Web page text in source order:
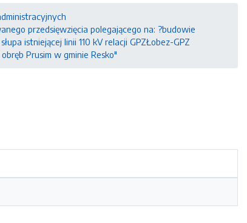
przedsięwzięcia polegającego na: ?budowie
istniejącej linii 110 kV relacji GPZŁobez-GPZ
Prusim w gminie Resko"